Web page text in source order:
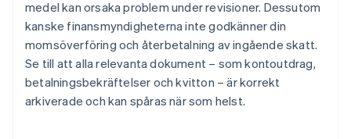
medel kan orsaka problem under revisioner. Dessutom
kanske finansmyndigheterna inte godkänner din
momsöverföring och återbetalning av ingående skatt.
Se till att alla relevanta dokument – som kontoutdrag,
betalningsbekräftelser och kvitton – är korrekt
arkiverade och kan spåras när som helst.
Australien